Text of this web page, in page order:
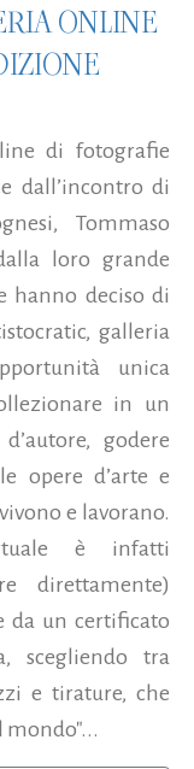
ONLINE
di fotografie
dall’incontro di
Tommaso
loro grande
hanno deciso di
galleria
unica
in un
godere
opere d’arte e
e lavorano.
è infatti
direttamente)
da un certificato
scegliendo tra
e tirature, che
mondo"...